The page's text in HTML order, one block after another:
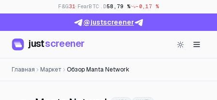
F&G31· FearBTC.D58,79 % -0,17 %
@justscreener
justscreener
Главная Маркет Обзор Manta Network